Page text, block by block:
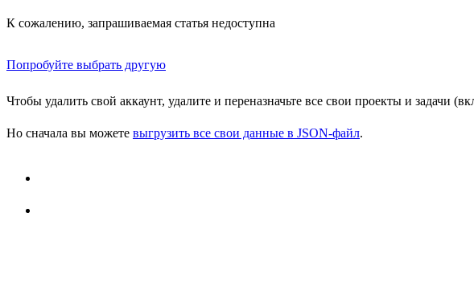
К сожалению, запрашиваемая статья недоступна
Попробуйте выбрать другую
Чтобы удалить свой аккаунт, удалите и переназначьте все свои проекты и задачи
Но сначала вы можете выгрузить все свои данные в JSON-файл.